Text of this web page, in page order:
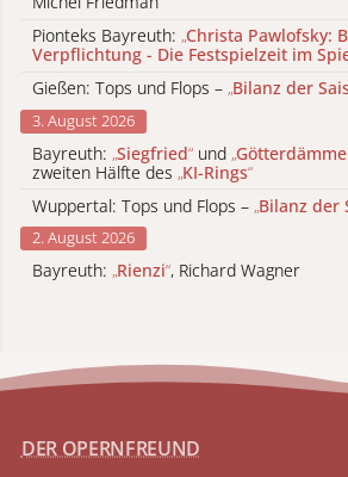
Pionteks Bayreuth: „Christa Pawlofsky:
Verpflichtung - Die Festspielzeit im
Gießen: Tops und Flops – „Bilanz der
3. August 2026
Bayreuth: „Siegfried“ und „
zweiten Hälfte des „KI-Rings“
Wuppertal: Tops und Flops – „Bilanz der
2. August 2026
Bayreuth: „Rienzi“, Richard Wagner
DER OPERNFREUND